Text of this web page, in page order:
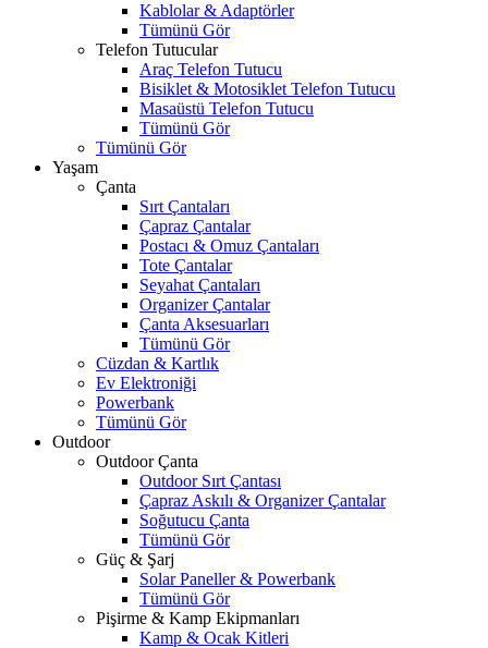
Kablolar & Adaptörler
Tümünü Gör
Telefon Tutucular
Araç Telefon Tutucu
Bisiklet & Motosiklet Telefon Tutucu
Masaüstü Telefon Tutucu
Tümünü Gör
Tümünü Gör
Yaşam
Çanta
Sırt Çantaları
Çapraz Çantalar
Postacı & Omuz Çantaları
Tote Çantalar
Seyahat Çantaları
Organizer Çantalar
Çanta Aksesuarları
Tümünü Gör
Cüzdan & Kartlık
Ev Elektroniği
Powerbank
Tümünü Gör
Outdoor
Outdoor Çanta
Outdoor Sırt Çantası
Çapraz Askılı & Organizer Çantalar
Soğutucu Çanta
Tümünü Gör
Güç & Şarj
Solar Paneller & Powerbank
Tümünü Gör
Pişirme & Kamp Ekipmanları
Kamp & Ocak Kitleri